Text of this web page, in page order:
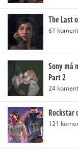
The Last
61
Sony má
Part 2
24
Rockstar
121